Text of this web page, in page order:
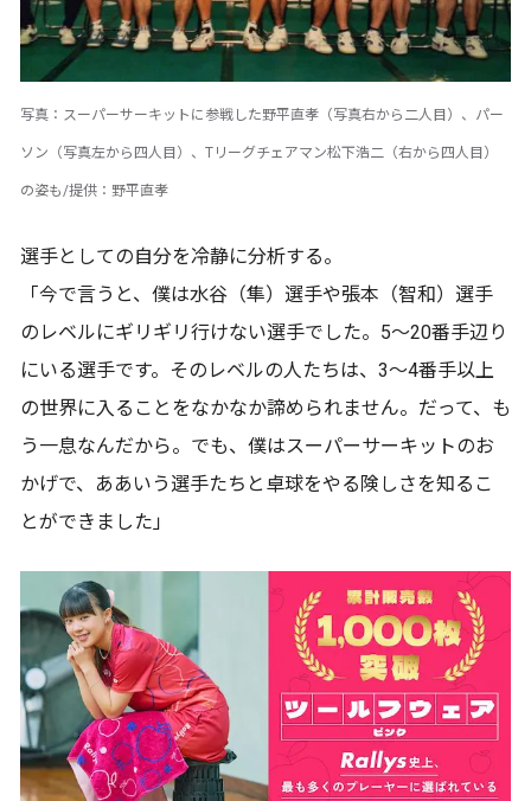
写真：スーパーサーキットに参戦した野平直孝（写真右から二人目）、パー
ソン（写真左から四人目）、Tリーグチェアマン松下浩二（右から四人目）
の姿も/提供：野平直孝
選手としての自分を冷静に分析する。
「今で言うと、僕は水谷（隼）選手や張本（智和）選手
のレベルにギリギリ行けない選手でした。5～20番手辺り
にいる選手です。そのレベルの人たちは、3～4番手以上
の世界に入ることをなかなか諦められません。だって、も
う一息なんだから。でも、僕はスーパーサーキットのお
かげで、ああいう選手たちと卓球をやる険しさを知るこ
とができました」